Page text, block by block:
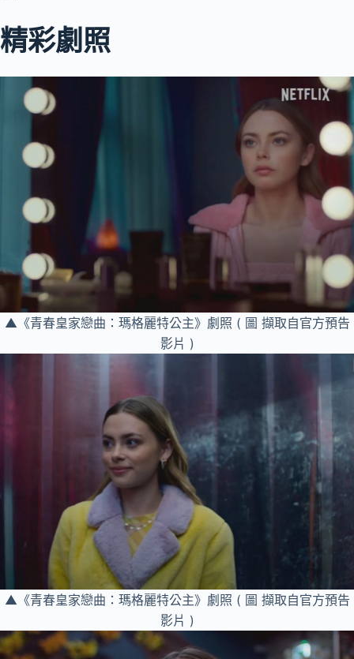
精彩劇照
▲《青春皇家戀曲：瑪格麗特公主》劇照 ( 圖 擷取自官方預告
影片 )
▲《青春皇家戀曲：瑪格麗特公主》劇照 ( 圖 擷取自官方預告
影片 )